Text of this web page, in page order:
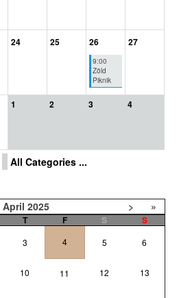
24 25 26
9:00
Zöld
Piknik
27
1 2 3 4
All Categories ...
April 2025 > »
T F S
S
3 4 5 6
10 11 12 13